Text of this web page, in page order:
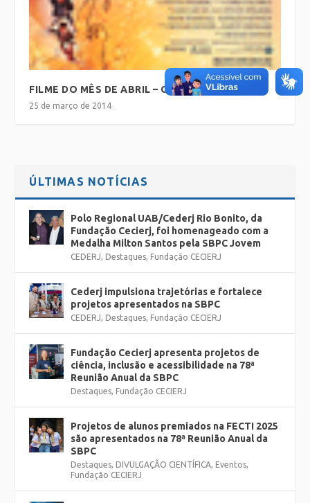
FILME DO MÊS DE ABRIL – OS GOONIES
25 de março de 2014
ÚLTIMAS NOTÍCIAS
Polo Regional UAB/Cederj Rio Bonito, da
Fundação Cecierj, foi homenageado com a
Medalha Milton Santos pela SBPC Jovem
CEDERJ Destaques Fundação CECIERJ
Cederj impulsiona trajetórias e fortalece
projetos apresentados na SBPC
CEDERJ Destaques Fundação CECIERJ
Fundação Cecierj apresenta projetos de
ciência, inclusão e acessibilidade na 78ª
Reunião Anual da SBPC
Destaques Fundação CECIERJ
Projetos de alunos premiados na FECTI 2025
são apresentados na 78ª Reunião Anual da
SBPC
Destaques DIVULGAÇÃO CIENTÍFICA Eventos
Fundação CECIERJ